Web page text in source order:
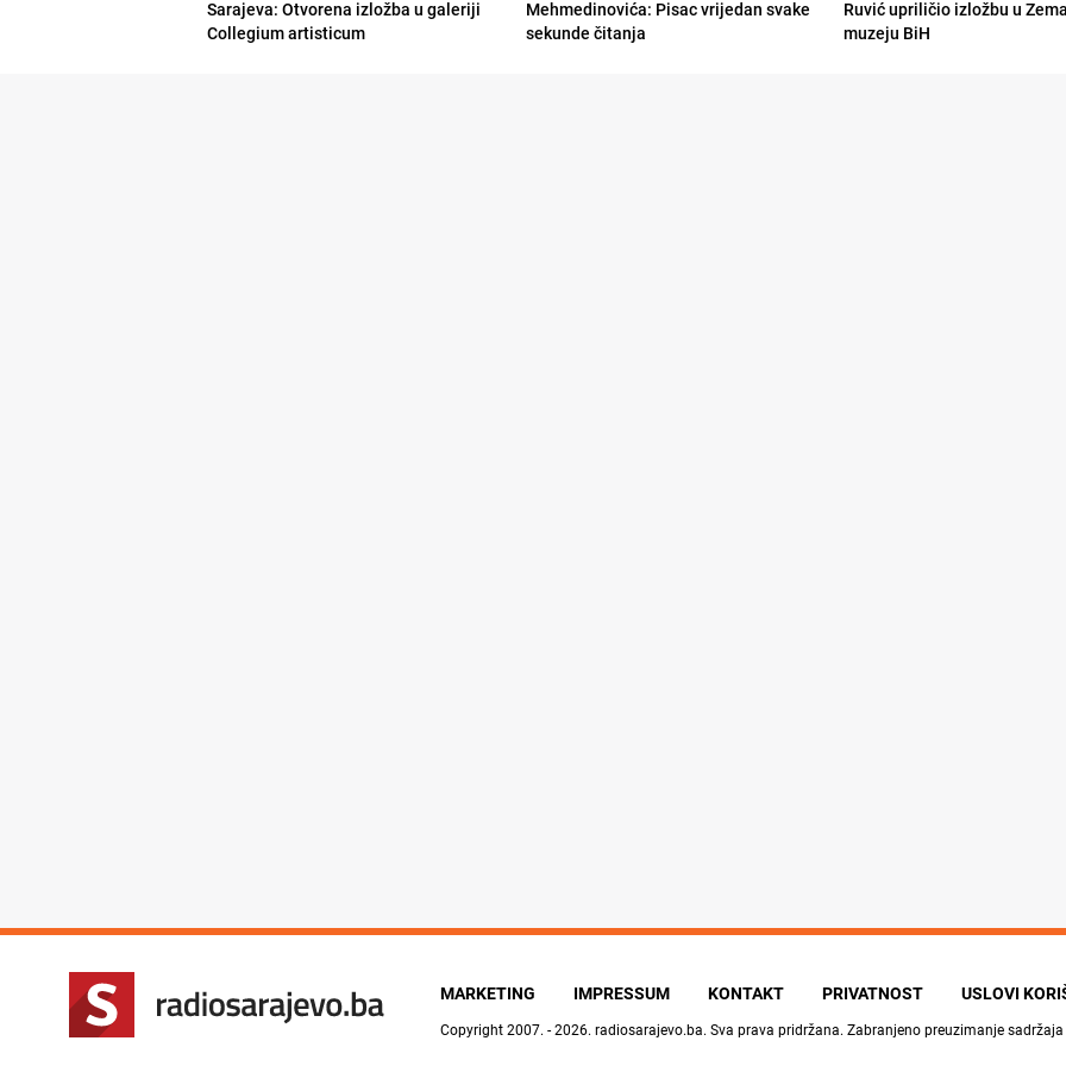
Sarajeva: Otvorena izložba u galeriji
Collegium artisticum
Mehmedinovića: Pisac vrijedan svake
sekunde čitanja
Ruvić upriličio izložbu u
muzeju BiH
MARKETING IMPRESSUM KONTAKT PRIVATNOST USLOVI
Copyright 2007. - 2026. radiosarajevo.ba. Sva prava pridržana. Zabranjeno preuzimanje